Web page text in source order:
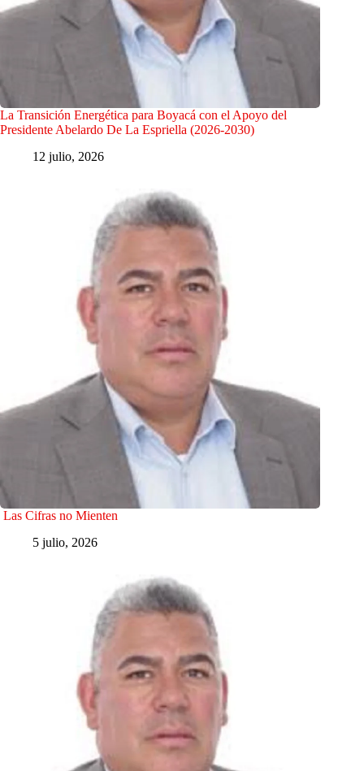
La Transición Energética para Boyacá con el Apoyo del
Presidente Abelardo De La Espriella (2026-2030)
12 julio, 2026
Las Cifras no Mienten
5 julio, 2026